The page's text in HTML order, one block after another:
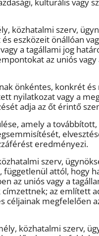
közhatalmi szerv,
eszközeit önállóan
a tagállami jog
az uniós vagy
önkéntes, konkrét
nyilatkozat vagy a
adja az őt érintő
amely a
eredményezi.
szerv,
attól, hogy
az uniós vagy a
az említett
céljainak megfelelően
közhatalmi szerv,